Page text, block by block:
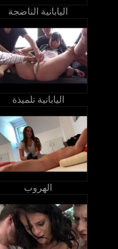
اليابانية الناضجة
اليابانية تلميذة
الهروب